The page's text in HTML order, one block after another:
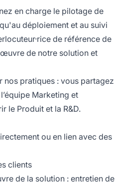
en charge le pilotage de
déploiement et au suivi
de référence de
de notre solution et
pratiques : vous partagez
Marketing et
le Produit et la R&D.
ou en lien avec des
clients
de la solution : entretien de